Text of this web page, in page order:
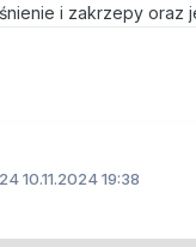
i zakrzepy oraz
10.11.2024 19:38